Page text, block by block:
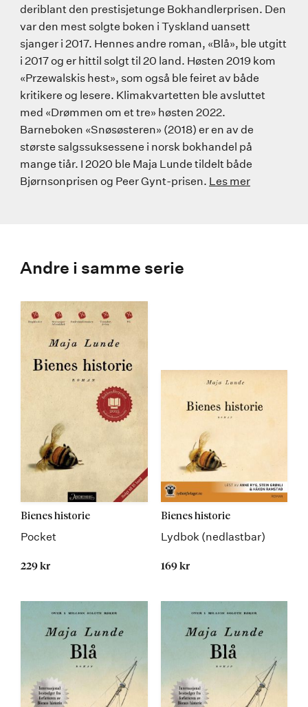
deriblant den prestisjetunge Bokhandlerprisen. Den
var den mest solgte boken i Tyskland uansett
sjanger i 2017. Hennes andre roman, «Blå», ble utgitt
i 2017 og er hittil solgt til 20 land. Høsten 2019 kom
«Przewalskis hest», som også ble feiret av både
kritikere og lesere. Klimakvartetten ble avsluttet
med «Drømmen om et tre» høsten 2022.
Barneboken «Snøsøsteren» (2018) er en av de
største salgssuksessene i norsk bokhandel på
mange tiår. I 2020 ble Maja Lunde tildelt både
Bjørnsonprisen og Peer Gynt-prisen. Les mer
Andre i samme serie
Bienes historie
Pocket
229 kr
Bienes historie
Lydbok (nedlastbar)
169 kr